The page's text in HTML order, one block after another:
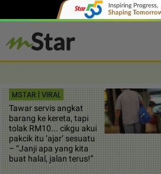
MSTAR | VIRAL
Tawar servis angkat
barang ke kereta, tapi
tolak RM10... cikgu akui
pakcik itu ‘ajar’ sesuatu
– “Janji apa yang kita
buat halal, jalan terus!”